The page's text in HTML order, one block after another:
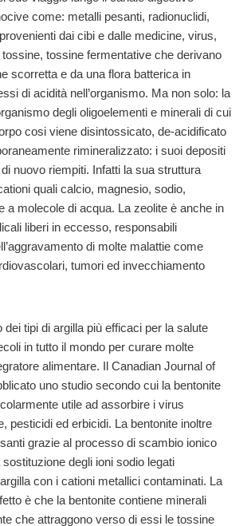
come: metalli pesanti, radionuclidi,
dai cibi e dalle medicine, virus,
tossine, tossine fermentative che derivano
scorretta e da una flora batterica in
di acidità nell’organismo. Ma non solo: la
degli oligoelementi e minerali di cui
cosi viene disintossicato, de-acidificato
rimineralizzato: i suoi depositi
nuovo riempiti. Infatti la sua struttura
quali calcio, magnesio, sodio,
a molecole di acqua. La zeolite è anche in
liberi in eccesso, responsabili
di molte malattie come
tumori ed invecchiamento
dei tipi di argilla più efficaci per la salute
in tutto il mondo per curare molte
alimentare. Il Canadian Journal of
uno studio secondo cui la bentonite
utile ad assorbire i virus
pesticidi ed erbicidi. La bentonite inoltre
grazie al processo di scambio ionico
degli ioni sodio legati
con i cationi metallici contaminati. La
è che la bentonite contiene minerali
che attraggono verso di essi le tossine